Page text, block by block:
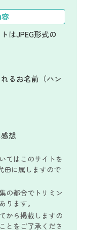
はJPEG形式の
るお名前（ハン
想
てはこのサイトを
田に属しますので
の都合でトリミン
ります。
から掲載しますの
とをご了承くださ